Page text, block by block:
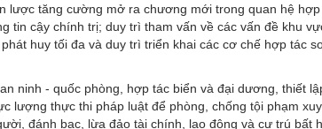
lược tăng cường mở ra chương mới trong quan hệ
tin cậy chính trị; duy trì tham vấn về các vấn đề khu
huy tối đa và duy trì triển khai các cơ chế hợp tác
ninh - quốc phòng, hợp tác biển và đại dương, thiết
lượng thực thi pháp luật để phòng, chống tội phạm
đánh bạc, lừa đảo tài chính, lao động và cư trú bất